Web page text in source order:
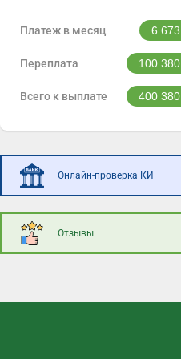
Платеж в месяц 6 673
Переплата 100 380
Всего к выплате 400 380
Онлайн-проверка КИ
Отзывы